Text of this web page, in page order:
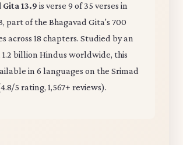
Gita 13.9 is verse 9 of 35 verses in
part of the Bhagavad Gita's 700
across 18 chapters. Studied by an
billion Hindus worldwide, this
in 6 languages on the Srimad
5 rating, 1,567+ reviews).